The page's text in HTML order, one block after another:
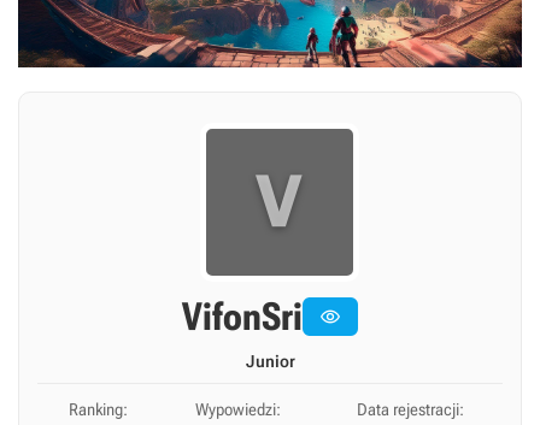
V
VifonSri 
Junior
Ranking: Wypowiedzi: Data rejestracji: